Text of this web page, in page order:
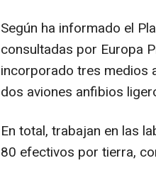
Según ha informado el
consultadas por Europa
incorporado tres medios
dos aviones anfibios
En total, trabajan en las
80 efectivos por tierra,